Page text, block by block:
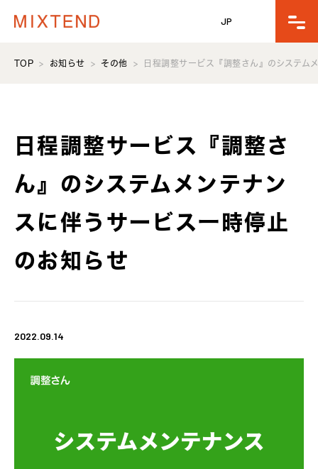
JP
TOP お知らせ その他 日程調整サービス『調整さん』のシステム
日程調整サービス『調整さ
ん』のシステムメンテナン
スに伴うサービス一時停止
のお知らせ
2022.09.14